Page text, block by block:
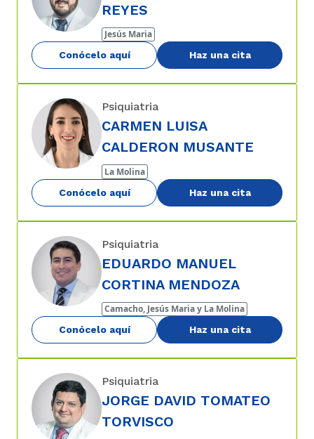
REYES
Jesús Maria
Conócelo aquí Haz una cita
Psiquiatria
CARMEN LUISA
CALDERON MUSANTE
La Molina
Conócelo aquí Haz una cita
Psiquiatria
EDUARDO MANUEL
CORTINA MENDOZA
Camacho, Jesús Maria y La Molina
Conócelo aquí Haz una cita
Psiquiatria
JORGE DAVID TOMATEO
TORVISCO